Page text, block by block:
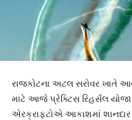
રાજકોટના અટલ સરોવર ખાતે
માટે આજે પ્રેક્ટિસ રિહર્સલ
એરક્રાફ્ટોએ આકાશમાં